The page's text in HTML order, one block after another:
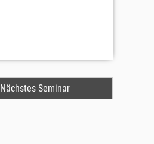
Nächstes Seminar